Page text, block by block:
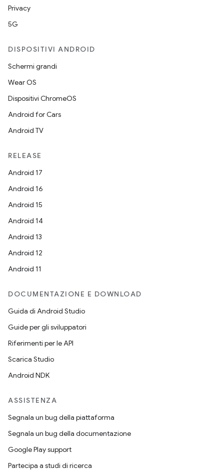
Privacy
5G
DISPOSITIVI ANDROID
Schermi grandi
Wear OS
Dispositivi ChromeOS
Android for Cars
Android TV
RELEASE
Android 17
Android 16
Android 15
Android 14
Android 13
Android 12
Android 11
DOCUMENTAZIONE E DOWNLOAD
Guida di Android Studio
Guide per gli sviluppatori
Riferimenti per le API
Scarica Studio
Android NDK
ASSISTENZA
Segnala un bug della piattaforma
Segnala un bug della documentazione
Google Play support
Partecipa a studi di ricerca